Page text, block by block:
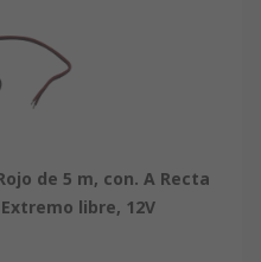
de 5 m, con. A Recta
libre, 12V